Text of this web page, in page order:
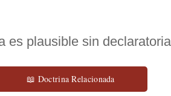
es plausible sin
📖 Doctrina Relacionada